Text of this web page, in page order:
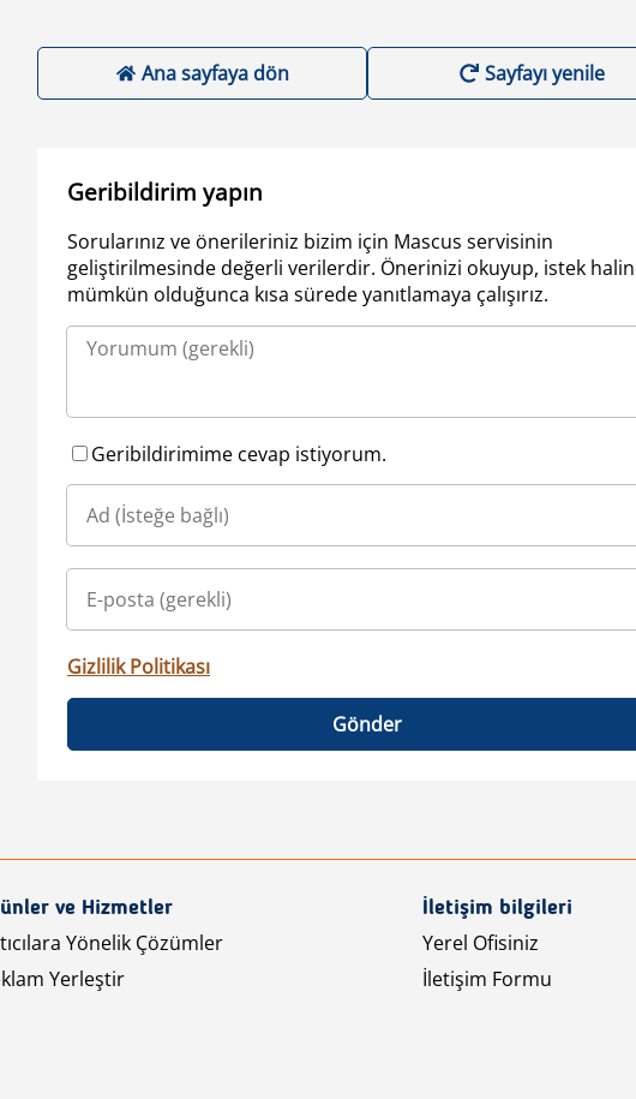
Ana sayfaya dön Sayfayı yenile
Geribildirim yapın
Sorularınız ve önerileriniz bizim için Mascus servisinin
geliştirilmesinde değerli verilerdir. Önerinizi okuyup, istek
mümkün olduğunca kısa sürede yanıtlamaya çalışırız.
Geribildirimime cevap istiyorum.
Gizlilik Politikası
Gönder
ve Hizmetler
Yönelik Çözümler
Yerleştir
İletişim bilgileri
Yerel Ofisiniz
İletişim Formu